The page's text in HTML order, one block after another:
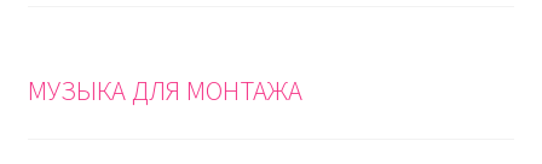
МУЗЫКА ДЛЯ МОНТАЖА